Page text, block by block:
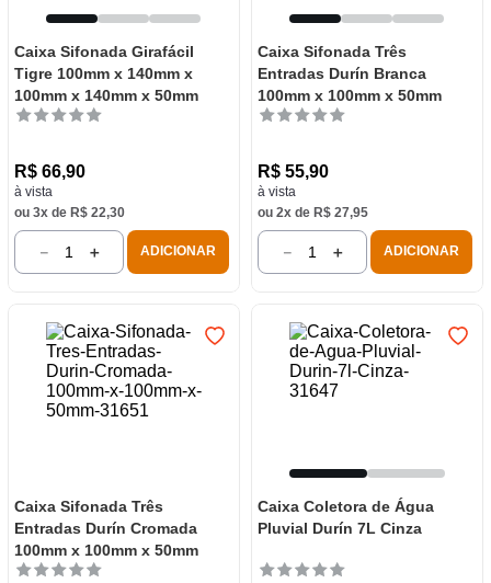
Caixa Sifonada Girafácil
Tigre 100mm x 140mm x
100mm x 140mm x 50mm
R$ 66,90
à vista
ou 3x de R$ 22,30
＋
－ ADICIONAR
Caixa Sifonada Três
Entradas Durín Branca
100mm x 100mm x 50mm
R$ 55,90
à vista
ou 2x de R$ 27,95
＋
－ ADICIONAR
Caixa Sifonada Três
Entradas Durín Cromada
100mm x 100mm x 50mm
Caixa Coletora de Água
Pluvial Durín 7L Cinza